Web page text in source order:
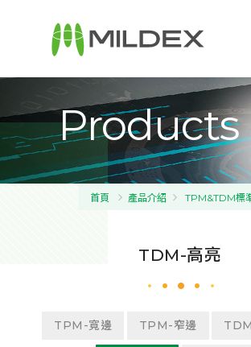
Products
首頁 產品介紹 TPM&TDM標
TDM-高亮
TPM-寬邊 TPM-窄邊